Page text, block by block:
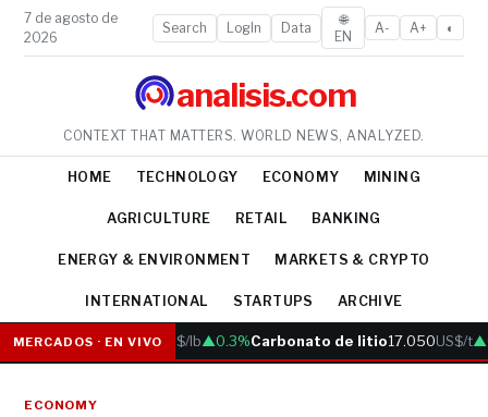
7 de agosto de
2026
Search LogIn Data
🌐
EN
A- A+ ◐
analisis.com
CONTEXT THAT MATTERS. WORLD NEWS, ANALYZED.
HOME TECHNOLOGY ECONOMY MINING
AGRICULTURE RETAIL BANKING
ENERGY & ENVIRONMENT MARKETS & CRYPTO
INTERNATIONAL STARTUPS ARCHIVE
MERCADOS · EN VIVO
Cobre6.05US$/lb▲0.3%Carbonato de litio17.050US$/t
ECONOMY